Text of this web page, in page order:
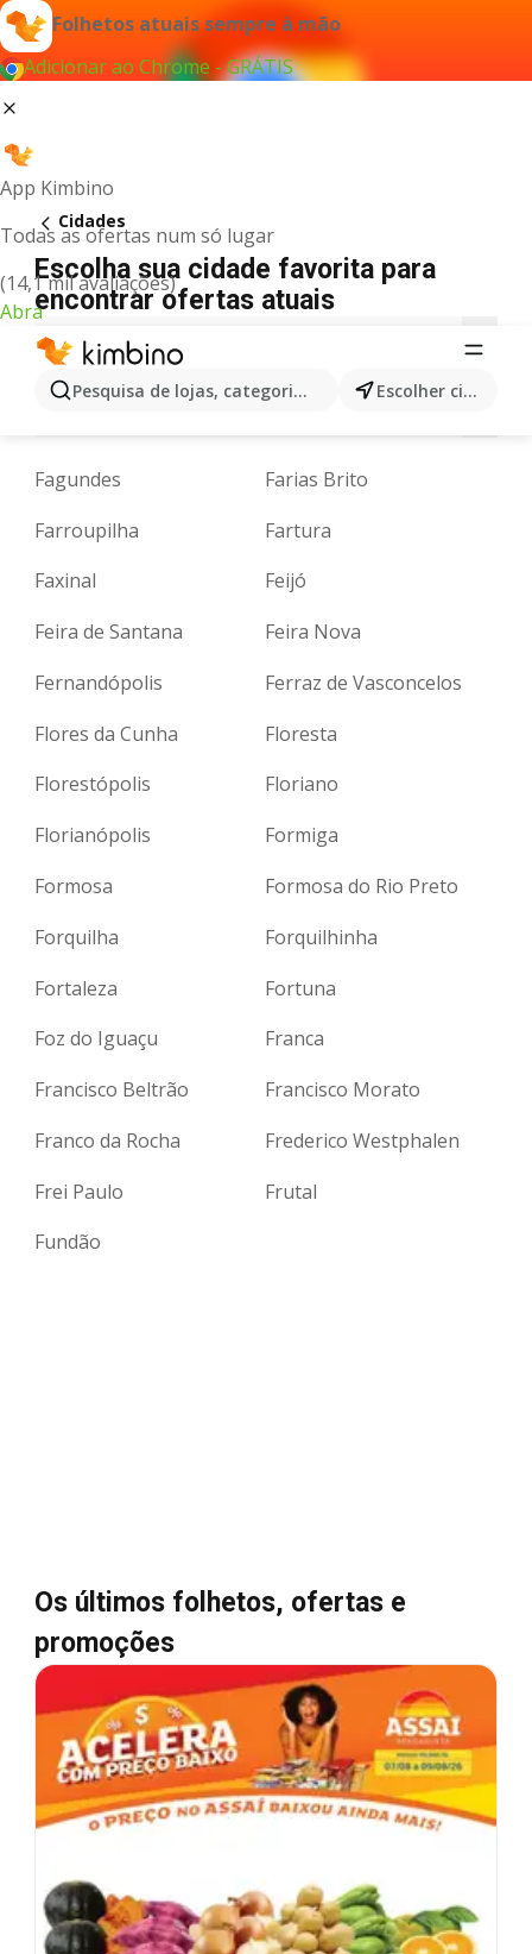
Folhetos atuais sempre à mão
Adicionar ao Chrome - GRÁTIS
App Kimbino
Todas as ofertas num só lugar
(14,1 mil avaliações)
Abra
Pesquisa de lojas, categorias,produtos... Escolher cidade
Cidades
Escolha sua cidade favorita para
encontrar ofertas atuais
A B C J
N
O P Q R S U V W
Fagundes
Farias Brito
Farroupilha
Fartura
Faxinal
Feijó
Feira de Santana
Feira Nova
Fernandópolis
Ferraz de Vasconcelos
Flores da Cunha
Floresta
Florestópolis
Floriano
Florianópolis
Formiga
Formosa
Formosa do Rio Preto
Forquilha
Forquilhinha
Fortaleza
Fortuna
Foz do Iguaçu
Franca
Francisco Beltrão
Francisco Morato
Franco da Rocha
Frederico Westphalen
Frei Paulo
Frutal
Fundão
Os últimos folhetos, ofertas e
promoções